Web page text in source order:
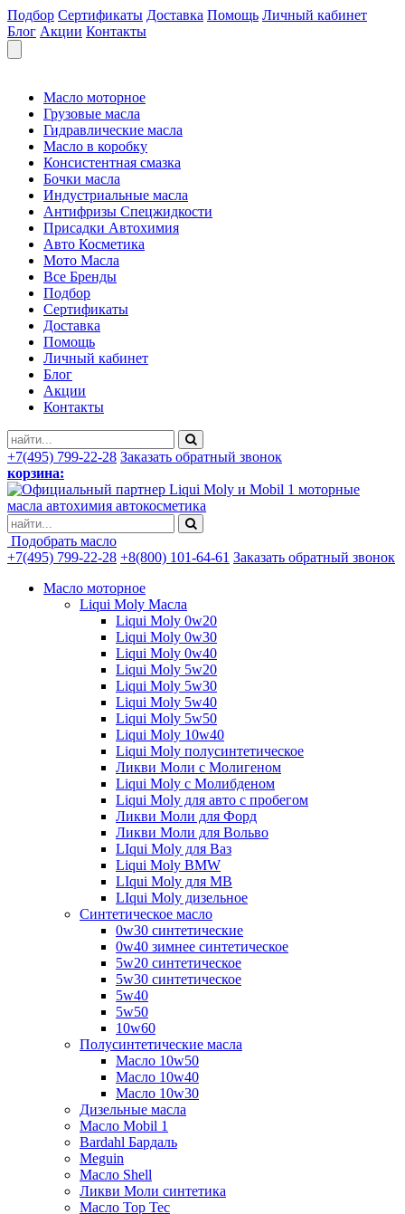
Подбор Сертификаты Доставка Помощь Личный кабинет
Блог Акции Контакты
Масло моторное
Грузовые масла
Гидравлические масла
Масло в коробку
Консистентная смазка
Бочки масла
Индустриальные масла
Антифризы Спецжидкости
Присадки Автохимия
Авто Косметика
Мото Масла
Все Бренды
Подбор
Сертификаты
Доставка
Помощь
Личный кабинет
Блог
Акции
Контакты
+7(495) 799-22-28 Заказать обратный звонок
корзина:
моторные
масла автохимия автокосметика
Подобрать масло
+7(495) 799-22-28 +8(800) 101-64-61 Заказать обратный звонок
Масло моторное
Liqui Moly Масла
Liqui Moly 0w20
Liqui Moly 0w30
Liqui Moly 0w40
Liqui Moly 5w20
Liqui Moly 5w30
Liqui Moly 5w40
Liqui Moly 5w50
Liqui Moly 10w40
Liqui Moly полусинтетическое
Ликви Моли с Молигеном
Liqui Moly с Молибденом
Liqui Moly для авто с пробегом
Ликви Моли для Форд
Ликви Моли для Вольво
LIqui Moly для Ваз
Liqui Moly BMW
LIqui Moly для MB
LIqui Moly дизельное
Синтетическое масло
0w30 синтетические
0w40 зимнее синтетическое
5w20 синтетическое
5w30 синтетическое
5w40
5w50
10w60
Полусинтетические масла
Масло 10w50
Масло 10w40
Масло 10w30
Дизельные масла
Масло Mobil 1
Bardahl Бардаль
Meguin
Масло Shell
Ликви Моли синтетика
Масло Top Tec